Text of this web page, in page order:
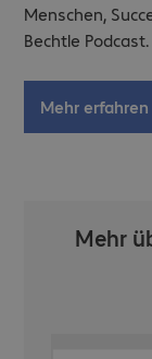
Menschen,
Bechtle Podcast.
Mehr erfahren
Mehr